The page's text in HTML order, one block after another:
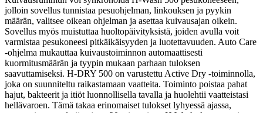
jolloin sovellus tunnistaa pesuohjelman, linkouksen ja pyykin
määrän, valitsee oikean ohjelman ja asettaa kuivausajan oikein.
Sovellus myös muistuttaa huoltopäivityksistä, joiden avulla voit
varmistaa pesukoneesi pitkäikäisyyden ja luotettavuuden. Auto Care
-ohjelma mukauttaa kuivaustoiminnon automaattisesti
kuormitusmäärän ja tyypin mukaan parhaan tuloksen
saavuttamiseksi. H-DRY 500 on varustettu Active Dry -toiminnolla,
joka on suunniteltu raikastamaan vaatteita. Toiminto poistaa pahat
hajut, bakteerit ja itiöt luonnollisella tavalla ja huolehtii vaatteistasi
hellävaroen. Tämä takaa erinomaiset tulokset lyhyessä ajassa,